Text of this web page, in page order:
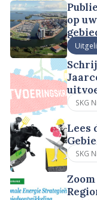
op
SKG
Lees
SKG